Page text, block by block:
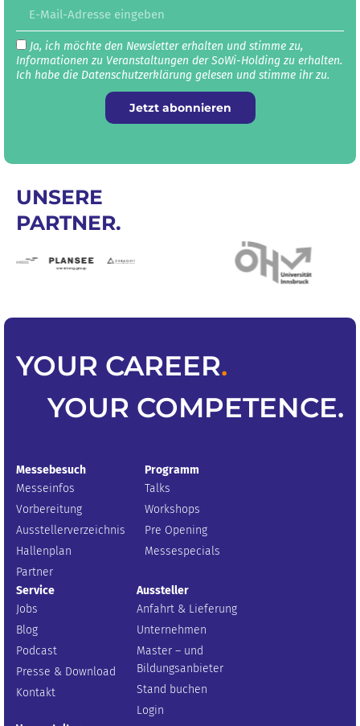
Ja, ich möchte den Newsletter erhalten und stimme zu,
Informationen zu Veranstaltungen der SoWi-Holding zu erhalten.
Ich habe die Datenschutz­erklärung gelesen und stimme ihr zu.
Jetzt abonnieren
UNSERE
PARTNER.
YOUR CAREER.
YOUR COMPETENCE.
Messebesuch
Messeinfos
Vorbereitung
Ausstellerverzeichnis
Hallenplan
Partner
Programm
Talks
Workshops
Pre Opening
Messespecials
Service
Jobs
Blog
Podcast
Presse & Download
Kontakt
Aussteller
Anfahrt & Lieferung
Unternehmen
Master – und
Bildungsanbieter
Stand buchen
Login